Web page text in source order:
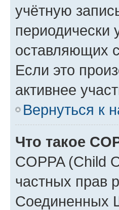
учётную
периодически
оставляющих
Если это
активнее
Вернуться к
Что такое
COPPA (Child
частных прав
Соединенных